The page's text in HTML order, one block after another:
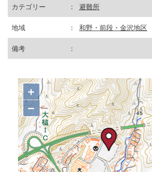
カテゴリー ： 避難所
地域 ： 和野・前段・金沢地区
備考 ：
+
−